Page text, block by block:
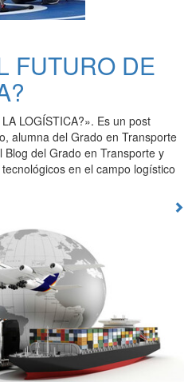
FUTURO DE
LOGÍSTICA?». Es un post
alumna del Grado en Transporte
del Grado en Transporte y
en el campo logístico